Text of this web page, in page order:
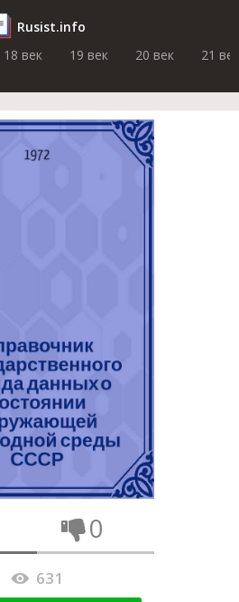
Rusist.info
18 век 19 век 20 век 21 век
0
631